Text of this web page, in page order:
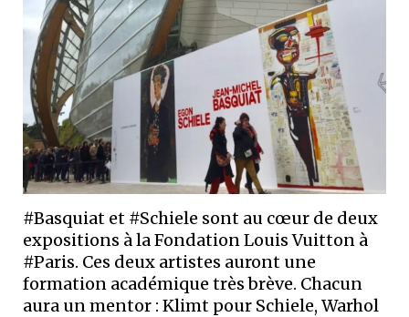
#Basquiat et #Schiele sont au cœur de deux
expositions à la Fondation Louis Vuitton à
#Paris. Ces deux artistes auront une
formation académique très brève. Chacun
aura un mentor : Klimt pour Schiele, Warhol